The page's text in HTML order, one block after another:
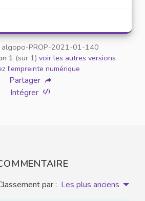
algopo-PROP-2021-01-140
1 (sur 1) voir les autres versions
l'empreinte numérique
Partager
Intégrer
par : Les plus anciens